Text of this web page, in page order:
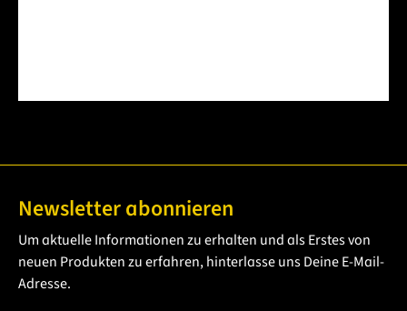
Newsletter abonnieren
Um aktuelle Informationen zu erhalten und als Erstes von
neuen Produkten zu erfahren, hinterlasse uns Deine E-Mail-
Adresse.